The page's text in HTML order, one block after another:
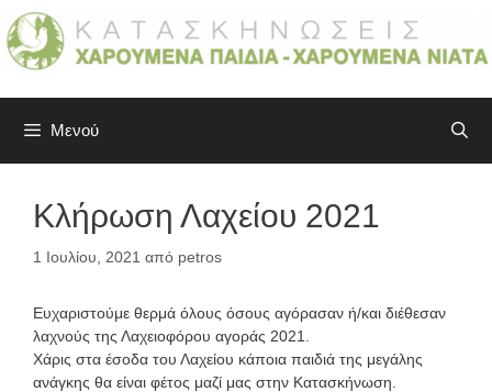
Μετάβαση
σε
περιεχόμενο
Μενού
Κλήρωση Λαχείου 2021
1 Ιουλίου, 2021 από petros
Ευχαριστούμε θερμά όλους όσους αγόρασαν ή/και διέθεσαν
λαχνούς της Λαχειοφόρου αγοράς 2021.
Χάρις στα έσοδα του Λαχείου κάποια παιδιά της μεγάλης
ανάγκης θα είναι φέτος μαζί μας στην Κατασκήνωση.